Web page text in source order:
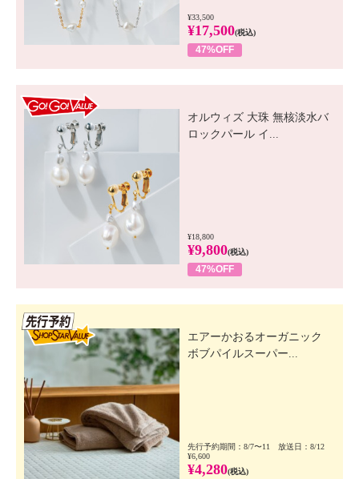
¥33,500
¥17,500(税込)
47%OFF
オルウィズ 大珠 無核淡水バ
ロックパール イ...
¥18,800
¥9,800(税込)
47%OFF
エアーかおるオーガニック
ボブパイルスーパー...
先行予約期間：8/7〜11 放送日：8/12
¥6,600
¥4,280(税込)